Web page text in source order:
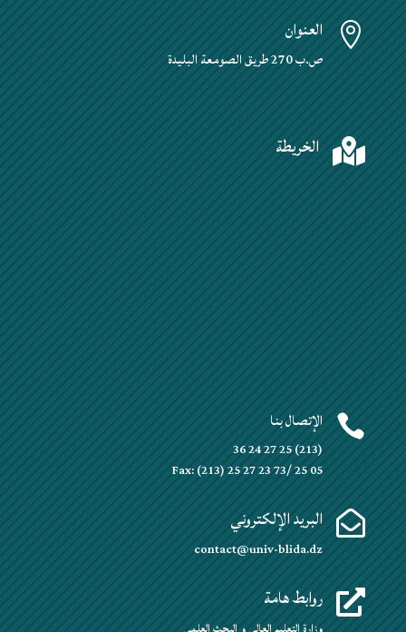
 العنوان
ص.ب 270 طريق الصومعة البليدة
 الخريطة
 الإتصال بنا
(213) 25 27 24 36
Fax: (213) 25 27 23 73/ 25 05
 البريد الإلكتروني
contact@univ-blida.dz
 روابط هامة